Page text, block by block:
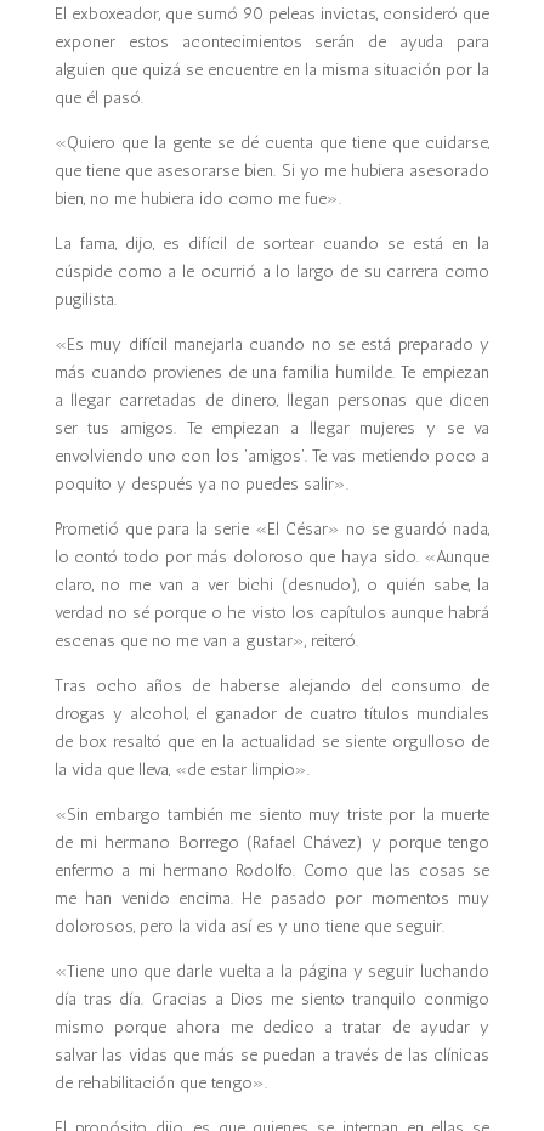
El exboxeador, que sumó 90 peleas invictas, consideró que
exponer estos acontecimientos serán de ayuda para
alguien que quizá se encuentre en la misma situación por la
que él pasó.
«Quiero que la gente se dé cuenta que tiene que cuidarse,
que tiene que asesorarse bien. Si yo me hubiera asesorado
bien, no me hubiera ido como me fue».
La fama, dijo, es difícil de sortear cuando se está en la
cúspide como a le ocurrió a lo largo de su carrera como
pugilista.
«Es muy difícil manejarla cuando no se está preparado y
más cuando provienes de una familia humilde. Te empiezan
a llegar carretadas de dinero, llegan personas que dicen
ser tus amigos. Te empiezan a llegar mujeres y se va
envolviendo uno con los ‘amigos’. Te vas metiendo poco a
poquito y después ya no puedes salir».
Prometió que para la serie «El César» no se guardó nada,
lo contó todo por más doloroso que haya sido. «Aunque
claro, no me van a ver bichi (desnudo), o quién sabe, la
verdad no sé porque o he visto los capítulos aunque habrá
escenas que no me van a gustar», reiteró.
Tras ocho años de haberse alejando del consumo de
drogas y alcohol, el ganador de cuatro títulos mundiales
de box resaltó que en la actualidad se siente orgulloso de
la vida que lleva, «de estar limpio».
«Sin embargo también me siento muy triste por la muerte
de mi hermano Borrego (Rafael Chávez) y porque tengo
enfermo a mi hermano Rodolfo. Como que las cosas se
me han venido encima. He pasado por momentos muy
dolorosos, pero la vida así es y uno tiene que seguir.
«Tiene uno que darle vuelta a la página y seguir luchando
día tras día. Gracias a Dios me siento tranquilo conmigo
mismo porque ahora me dedico a tratar de ayudar y
salvar las vidas que más se puedan a través de las clínicas
de rehabilitación que tengo».